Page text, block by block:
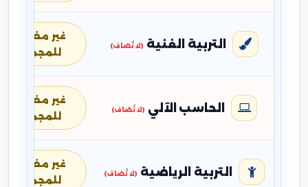
التربية الفنية (لا تُضاف)
غير مضافة
للمجموع
الحاسب الآلي (لا تُضاف)
غير مضافة
للمجموع
التربية الرياضية (لا تُضاف)
غير مضافة
للمجموع